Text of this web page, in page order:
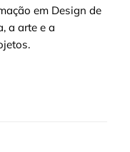
em Design de
a arte e a